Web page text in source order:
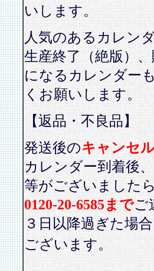
いします。
人気のあるカレン
生産終了（絶版）
になるカレンダー
くお願いします。
【返品・不良品】
発送後のキャンセ
カレンダー到着後、
等がございました
0120-20-6585までご
３日以降過ぎた場
ございます。